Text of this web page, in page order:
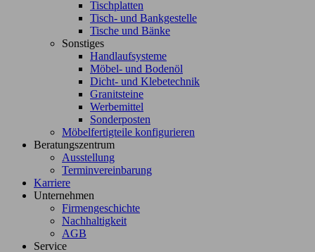
Tischplatten
Tisch- und Bankgestelle
Tische und Bänke
Sonstiges
Handlaufsysteme
Möbel- und Bodenöl
Dicht- und Klebetechnik
Granitsteine
Werbemittel
Sonderposten
Möbelfertigteile konfigurieren
Beratungszentrum
Ausstellung
Terminvereinbarung
Karriere
Unternehmen
Firmengeschichte
Nachhaltigkeit
AGB
Service